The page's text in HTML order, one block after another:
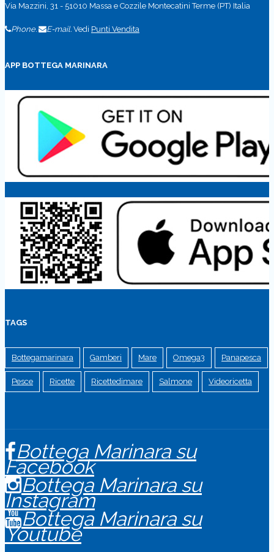
Via Mazzini, 31 - 51010 Massa e Cozzile Montecatini Terme (PT) Italia
Phone. E-mail. Vedi Punti Vendita
APP BOTTEGA MARINARA
TAGS
Bottegamarinara Gamberi Mare Omega3 Panapesca
Pesce Ricette Ricettedimare Salmone Videoricetta
Bottega Marinara su
Facebook
Bottega Marinara su
Instagram
Bottega Marinara su
Youtube